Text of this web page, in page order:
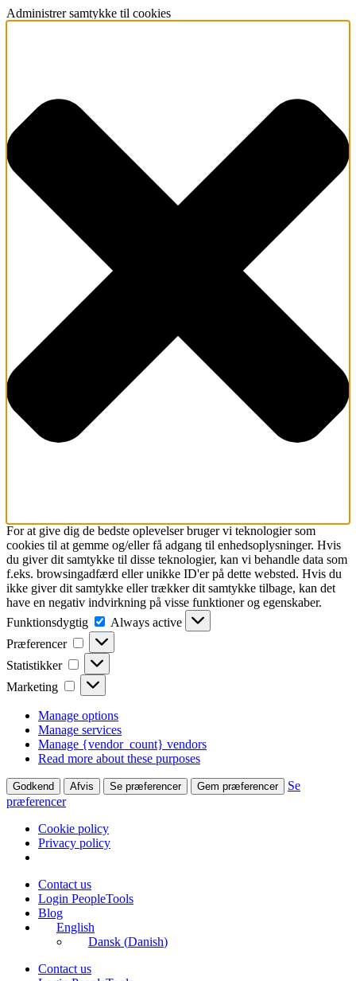
Administrer samtykke til cookies
For at give dig de bedste oplevelser bruger vi teknologier som
cookies til at gemme og/eller få adgang til enhedsoplysninger. Hvis
du giver dit samtykke til disse teknologier, kan vi behandle data som
f.eks. browsingadfærd eller unikke ID'er på dette websted. Hvis du
ikke giver dit samtykke eller trækker dit samtykke tilbage, kan det
have en negativ indvirkning på visse funktioner og egenskaber.
Funktionsdygtig
Funktionsdygtig
Always active
Præferencer
Præferencer
Statistikker Statistikker
Marketing Marketing
Manage options
Manage services
Manage {vendor_count} vendors
Read more about these purposes
Godkend Afvis Se præferencer Gem præferencer
Se
præferencer
Cookie policy
Privacy policy
Skip
content
Contact us
Login PeopleTools
Blog
English
Dansk (Danish)
Contact us